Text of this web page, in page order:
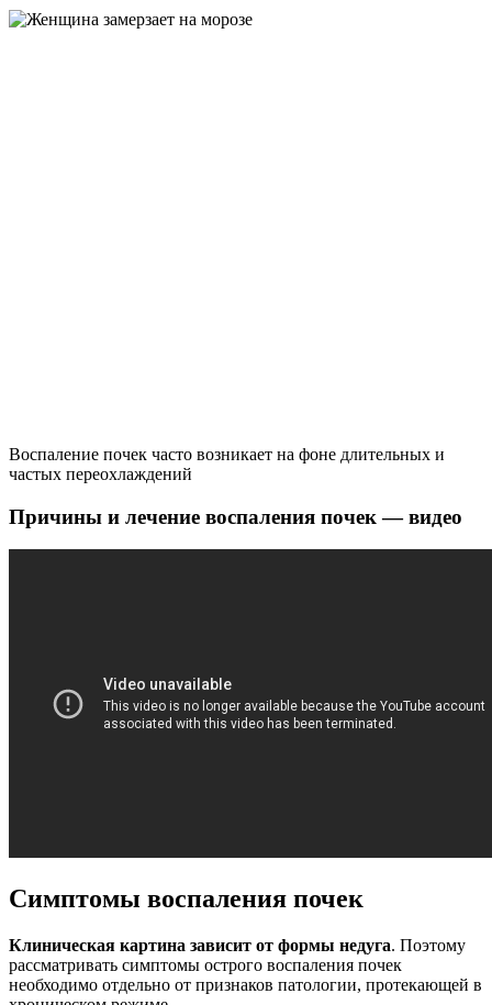
Воспаление почек часто возникает на фоне длительных и
частых переохлаждений
Причины и лечение воспаления почек — видео
Симптомы воспаления почек
Клиническая картина зависит от формы недуга. Поэтому
рассматривать симптомы острого воспаления почек
необходимо отдельно от признаков патологии, протекающей в